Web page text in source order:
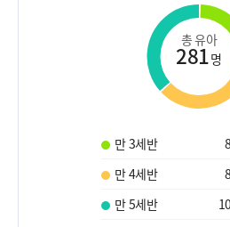
총 유아
281명
만 3세반
만 4세반
만 5세반